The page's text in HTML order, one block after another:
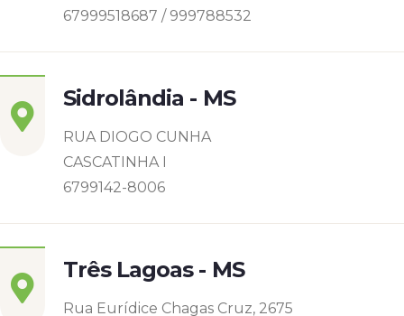
67999518687 / 999788532
Sidrolândia - MS
RUA DIOGO CUNHA
CASCATINHA I
6799142-8006
Três Lagoas - MS
Rua Eurídice Chagas Cruz, 2675